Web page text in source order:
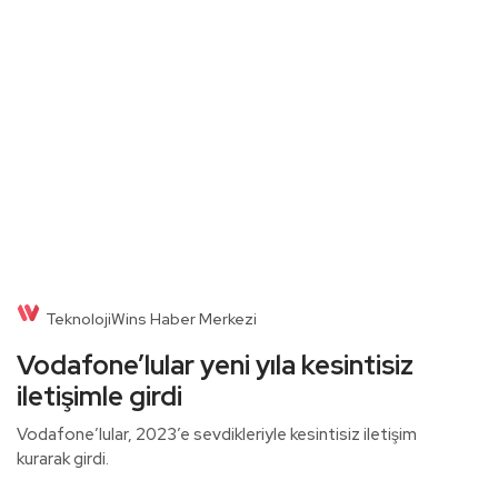
TeknolojiWins Haber Merkezi
Vodafone’lular yeni yıla kesintisiz
iletişimle girdi
Vodafone’lular, 2023’e sevdikleriyle kesintisiz iletişim
kurarak girdi.